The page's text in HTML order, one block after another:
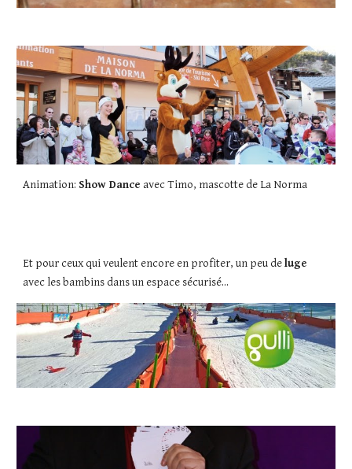
Animation: Show Dance avec Timo, mascotte de La Norma
Et pour ceux qui veulent encore en profiter, un peu de luge
avec les bambins dans un espace sécurisé...